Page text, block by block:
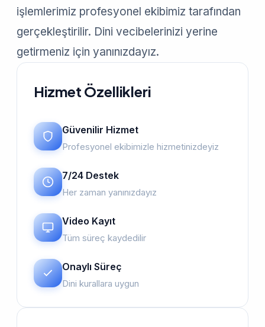
işlemlerimiz profesyonel ekibimiz tarafından
gerçekleştirilir. Dini vecibelerinizi yerine
getirmeniz için yanınızdayız.
Hizmet Özellikleri
Güvenilir Hizmet
Profesyonel ekibimizle hizmetinizdeyiz
7/24 Destek
Her zaman yanınızdayız
Video Kayıt
Tüm süreç kaydedilir
Onaylı Süreç
Dini kurallara uygun